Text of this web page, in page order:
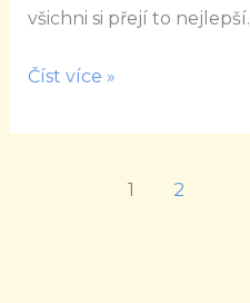
všichni si přejí to nejlepší.
Číst více »
1 2